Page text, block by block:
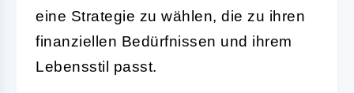
eine Strategie zu wählen, die zu ihren
finanziellen Bedürfnissen und ihrem
Lebensstil passt.